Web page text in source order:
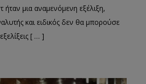
ήταν μια αναμενόμενη εξέλιξη,
και ειδικός δεν θα μπορούσε
[ … ]